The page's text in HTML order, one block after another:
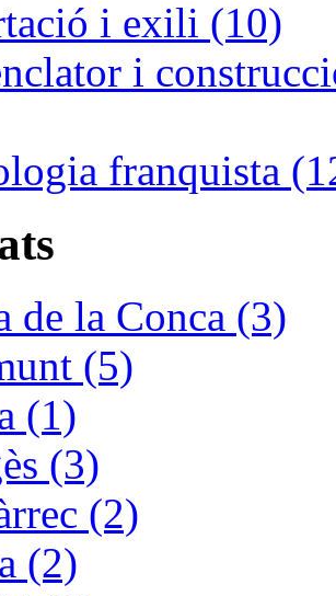
i exili (10)
i
franquista
de la Conca (3)
(5)
(1)
(3)
(2)
(2)